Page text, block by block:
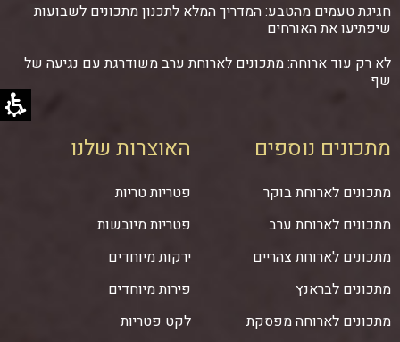
חגיגת טעמים מהטבע: המדריך המלא לתכנון מתכונים לשבועות
שיפתיעו את האורחים
לא רק עוד ארוחה: מתכונים לארוחת ערב משודרגת עם נגיעה של
שף
מתכונים נוספים
מתכונים לארוחת בוקר
מתכונים לארוחת ערב
מתכונים לארוחת צהריים
מתכונים לבראנץ
מתכונים לארוחה מפסקת
האוצרות שלנו
פטריות טריות
פטריות מיובשות
ירקות מיוחדים
פירות מיוחדים
לקט פטריות